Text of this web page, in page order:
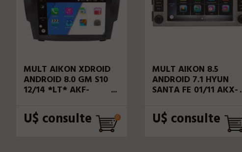
MULT AIKON XDROID
ANDROID 8.0 GM S10
12/14 *LT* AKF-
U$ consulte
MULT AIKON 8.5
ANDROID 7.1 HYUN
SANTA FE 01/11 AKX-
U$ consulte